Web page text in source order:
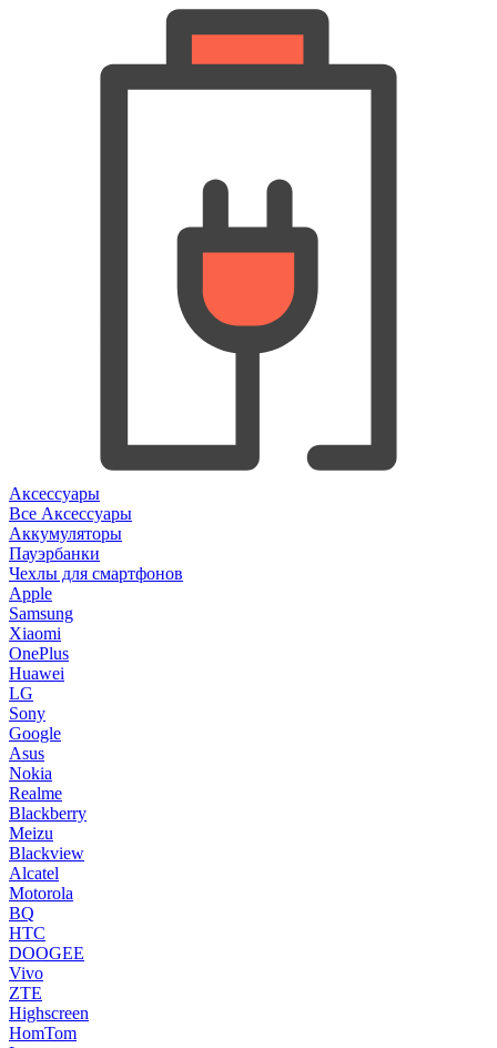
Аксессуары
Все Аксессуары
Аккумуляторы
Пауэрбанки
Чехлы для смартфонов
Apple
Samsung
Xiaomi
OnePlus
Huawei
LG
Sony
Google
Asus
Nokia
Realme
Blackberry
Meizu
Blackview
Alcatel
Motorola
BQ
HTC
DOOGEE
Vivo
ZTE
Highscreen
HomTom